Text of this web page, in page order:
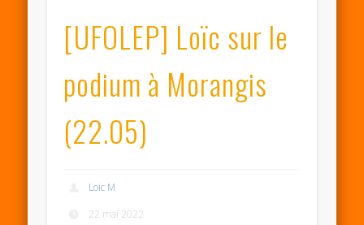
[UFOLEP] Loïc sur le
podium à Morangis
(22.05)
Loic M
22 mai 2022